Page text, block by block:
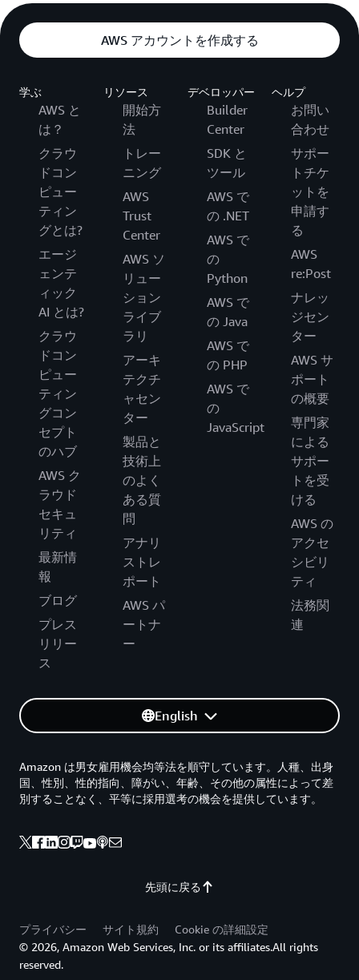
AWS アカウントを作成する
学ぶ
AWS と
は？
クラウ
ドコン
ピュー
ティン
グとは?
エージ
ェンテ
ィック
AI とは?
クラウ
ドコン
ピュー
ティン
グコン
セプト
のハブ
AWS ク
ラウド
セキュ
リティ
最新情
報
ブログ
プレス
リリー
ス
リソース
開始方
法
トレー
ニング
AWS
Trust
Center
AWS ソ
リュー
ション
ライブ
ラリ
アーキ
テクチ
ャセン
ター
製品と
技術上
のよく
ある質
問
アナリ
ストレ
ポート
AWS パ
ートナ
ー
デベロッパー
Builder
Center
SDK と
ツール
AWS で
の .NET
AWS で
の
Python
AWS で
の Java
AWS で
の PHP
AWS で
の
JavaScript
ヘルプ
お問い
合わせ
サポー
トチケ
ットを
申請す
る
AWS
re:Post
ナレッ
ジセン
ター
AWS サ
ポート
の概要
専門家
による
サポー
トを受
ける
AWS の
アクセ
シビリ
ティ
法務関
連
English
先頭に戻る
Amazon は男女雇用機会均等法を順守しています。人種、出身
国、性別、性的指向、障がい、年齢、その他の属性によって差
別することなく、平等に採用選考の機会を提供しています。
プライバシー サイト規約
Cookie の詳細設定
© 2026, Amazon Web Services, Inc. or its affiliates.All rights
reserved.